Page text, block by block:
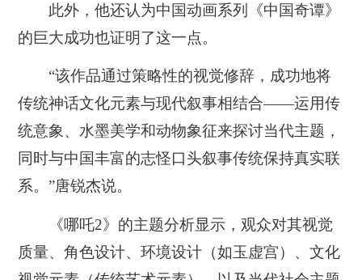
此外，他还认为中国动画系列《中国奇谭》
的巨大成功也证明了这一点。
“该作品通过策略性的视觉修辞，成功地将
传统神话文化元素与现代叙事相结合——运用传
统意象、水墨美学和动物象征来探讨当代主题，
同时与中国丰富的志怪口头叙事传统保持真实联
系。”唐锐杰说。
《哪吒2》的主题分析显示，观众对其视觉
质量、角色设计、环境设计（如玉虚宫）、文化